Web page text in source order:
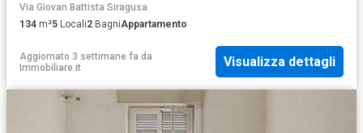
Via Giovan Battista Siragusa
134 m²5 Locali2 BagniAppartamento
Aggiornato 3 settimane fa da
Immobiliare.it
Visualizza dettagli